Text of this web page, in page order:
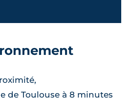
de Toulouse à 8 minutes